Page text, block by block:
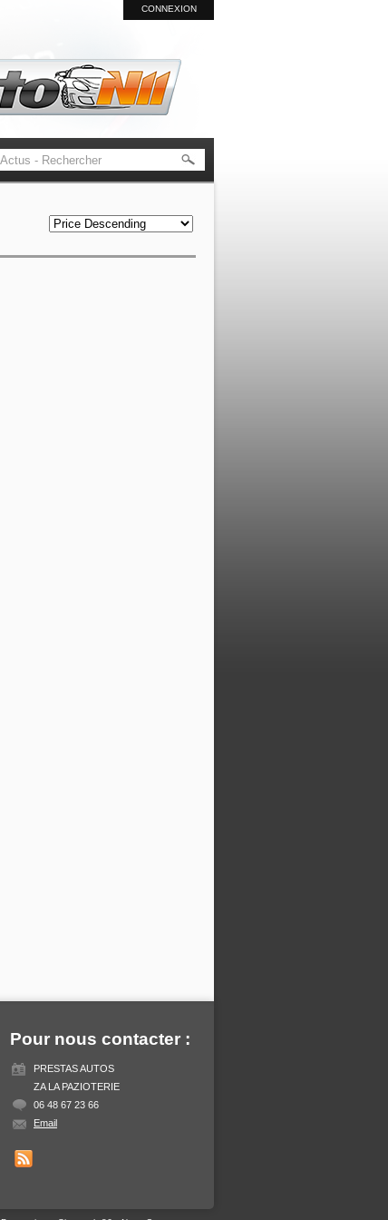
CONNEXION
Pour nous contacter :
PRESTAS AUTOS
ZA LA PAZIOTERIE
06 48 67 23 66
Email